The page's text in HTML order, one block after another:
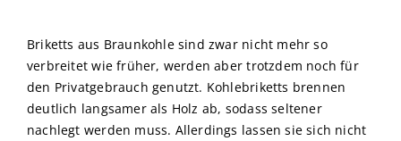
Briketts aus Braunkohle sind zwar nicht mehr so
verbreitet wie früher, werden aber trotzdem noch für
den Privatgebrauch genutzt. Kohlebriketts brennen
deutlich langsamer als Holz ab, sodass seltener
nachlegt werden muss. Allerdings lassen sie sich nicht